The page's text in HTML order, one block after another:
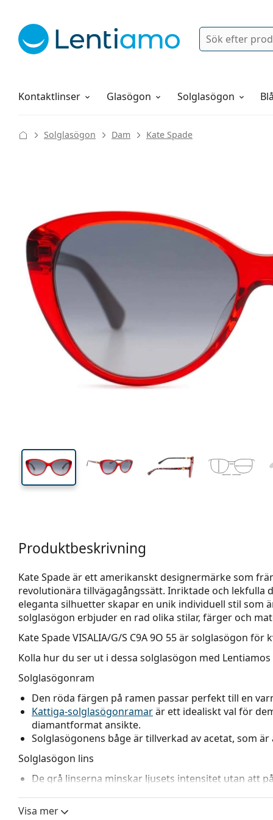
Sök
Kontaktlinser
Linsvätskor Glasögon Solglasögon
Allt om att handla hos oss
Solglasögon Dam Kate Spade
45 mm
Linshöjd
55 mm
Linsbredd
Linsbredd
Produktbeskrivning
Kate Spade är ett amerikanskt designermärke som
revolutionära tillvägagångssätt. Inriktade och lekfulla
eleganta silhuetter skapar en unik individuell stil som
solglasögon erbjuder en rad olika stilar, färger och
Kate Spade VISALIA/G/S C9A 9O 55är solglasögon för
Kolla hur du ser ut i dessa solglasögon med
Solglasögonram
Den röda färgen på ramen passar perfekt till en
Kattiga-solglasögonramarär ett idealiskt val för
diamantformat ansikte.
Solglasögonens båge är tillverkad av acetat, som
Solglasögon lins
De grå linserna minskar ljusets intensitet utan att
Visa mer